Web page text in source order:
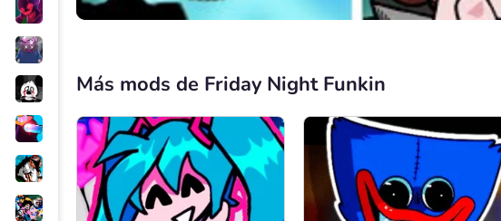
Más mods de Friday Night Funkin